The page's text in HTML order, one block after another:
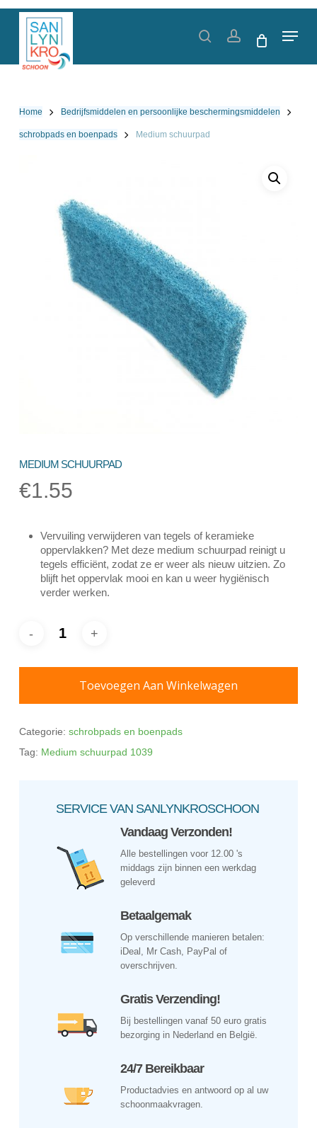
Skip
content
search account Menu
Home Bedrijfsmiddelen en persoonlijke beschermingsmiddelen
schrobpads en boenpads Medium schuurpad
MEDIUM SCHUURPAD
€1.55
Vervuiling verwijderen van tegels of keramieke
oppervlakken? Met deze medium schuurpad reinigt u
tegels efficiënt, zodat ze er weer als nieuw uitzien. Zo
blijft het oppervlak mooi en kan u weer hygiënisch
verder werken.
Toevoegen Aan Winkelwagen
Categorie: schrobpads en boenpads
Tag: Medium schuurpad 1039
SERVICE VAN SANLYNKROSCHOON
Vandaag Verzonden!
Alle bestellingen voor 12.00 's
middags zijn binnen een werkdag
geleverd
Betaalgemak
Op verschillende manieren betalen:
iDeal, Mr Cash, PayPal of
overschrijven.
Gratis Verzending!
Bij bestellingen vanaf 50 euro gratis
bezorging in Nederland en België.
24/7 Bereikbaar
Productadvies en antwoord op al uw
schoonmaakvragen.